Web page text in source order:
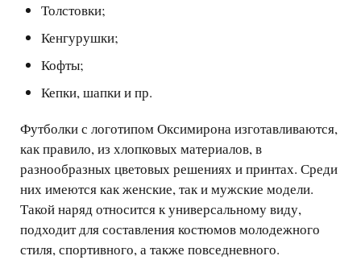
Толстовки;
Кенгурушки;
Кофты;
Кепки, шапки и пр.
Футболки с логотипом Оксимирона изготавливаются,
как правило, из хлопковых материалов, в
разнообразных цветовых решениях и принтах. Среди
них имеются как женские, так и мужские модели.
Такой наряд относится к универсальному виду,
подходит для составления костюмов молодежного
стиля, спортивного, а также повседневного.